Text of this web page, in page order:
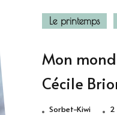
Le printemps
Mon
Cécile
Sorbet-Kiwi
2